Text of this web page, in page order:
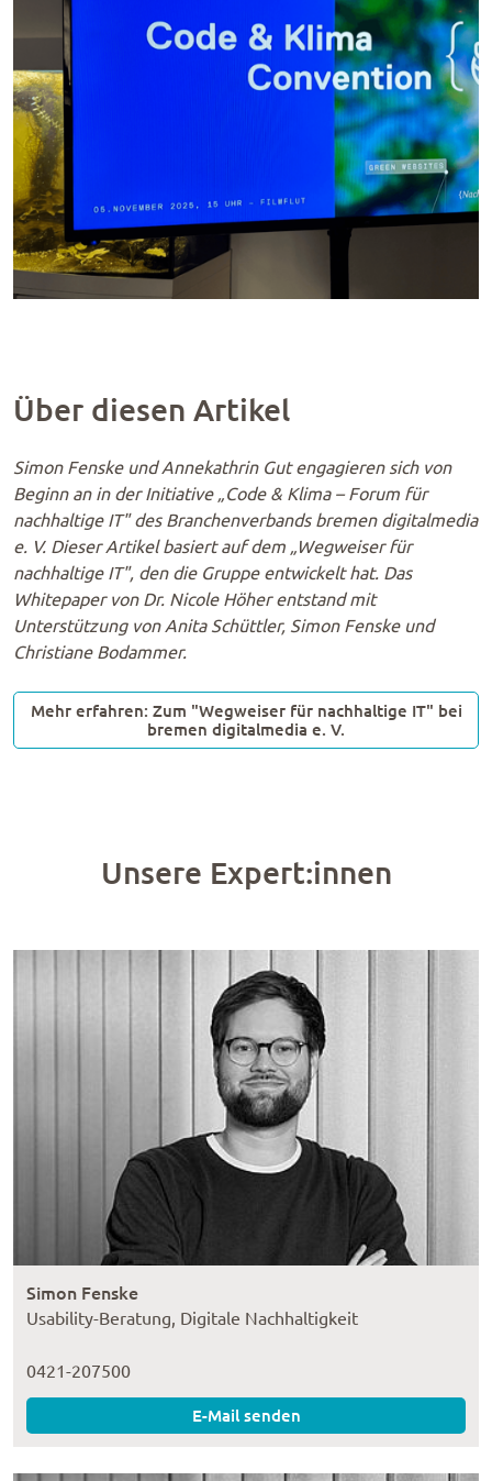
Über diesen Artikel
Simon Fenske und Annekathrin Gut engagieren sich von
Beginn an in der Initiative „Code & Klima – Forum für
nachhaltige IT" des Branchenverbands bremen digitalmedia
e. V. Dieser Artikel basiert auf dem „Wegweiser für
nachhaltige IT", den die Gruppe entwickelt hat. Das
Whitepaper von Dr. Nicole Höher entstand mit
Unterstützung von Anita Schüttler, Simon Fenske und
Christiane Bodammer.
Mehr erfahren: Zum "Wegweiser für nachhaltige IT" bei
bremen digitalmedia e. V.
Unsere Expert:innen
Simon Fenske
Usability-Beratung, Digitale Nachhaltigkeit
0421-207500
E-Mail senden